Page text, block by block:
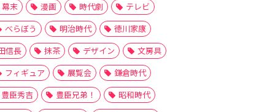
幕末
漫画 時代劇
テレビ
べらぼう
明治時代
徳川家康
信長
抹茶 デザイン
文房具
フィギュア
展覧会
鎌倉時代
豊臣秀吉
豊臣兄弟！
昭和時代